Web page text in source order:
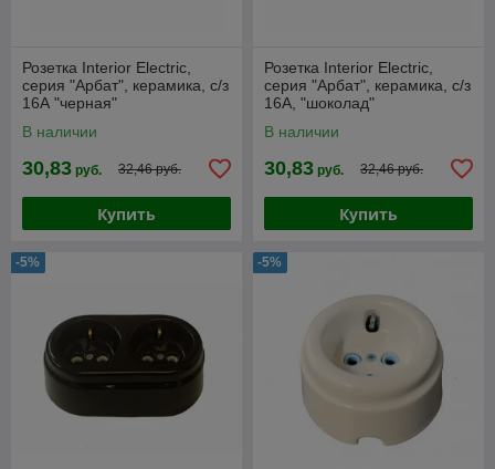
Розетка Interior Electric,
серия "Арбат", керамика, с/з
16А "черная"
В наличии
30,83 руб. 32,46 руб.
Купить
Розетка Interior Electric,
серия "Арбат", керамика, с/з
16А, "шоколад"
В наличии
30,83 руб. 32,46 руб.
Купить
-5% -5%